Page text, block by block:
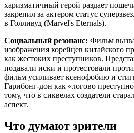
харизматичный герой раздает
закрепил за актером статус
в Голливуд (Marvel's Eternals).
Социальный резонанс: Фильм
изображения корейцев китайского
как жестоких преступников.
подавали иски и протестовали
фильм усиливает ксенофобию и
Гарибонг-дон как «логово
тому, что в сиквелах создатели
аспект.
Что думают зрители